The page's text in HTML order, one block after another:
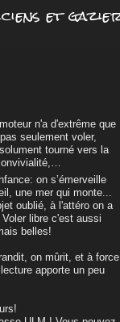
et
n'a d'extrême que
seulement voler,
tourné vers la
on s’émerveille
une mer qui monte...
oublié, à l'attéro on a
libre c'est aussi
belles!
on mûrit, et à force
apporte un peu